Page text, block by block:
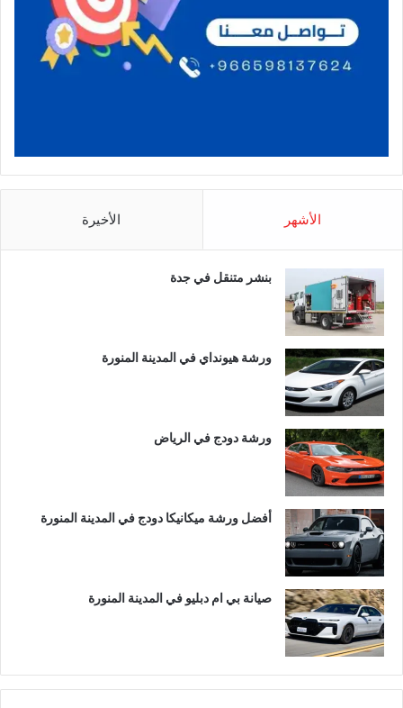
الأشهر الأخيرة
بنشر متنقل في جدة
ورشة هيونداي في المدينة المنورة
ورشة دودج في الرياض
أفضل ورشة ميكانيكا دودج في المدينة المنورة
صيانة بي ام دبليو في المدينة المنورة